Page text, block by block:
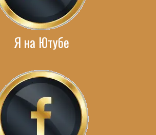
Я на Ютубе